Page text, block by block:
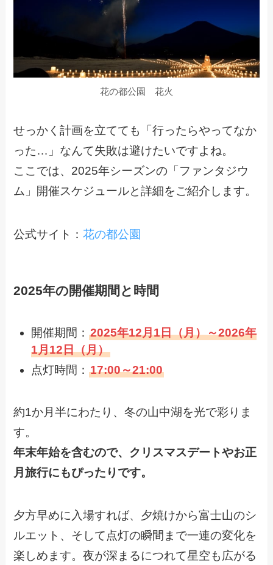
花の都公園 花火
せっかく計画を立てても「行ったらやってなか
った…」なんて失敗は避けたいですよね。
ここでは、2025年シーズンの「ファンタジウ
ム」開催スケジュールと詳細をご紹介します。
公式サイト：花の都公園
2025年の開催期間と時間
開催期間： 2025年12月1日（月）～2026年
1月12日（月）
点灯時間： 17:00～21:00
約1か月半にわたり、冬の山中湖を光で彩りま
す。
年末年始を含むので、クリスマスデートやお正
月旅行にもぴったりです。
夕方早めに入場すれば、夕焼けから富士山のシ
ルエット、そして点灯の瞬間まで一連の変化を
楽しめます。夜が深まるにつれて星空も広がる